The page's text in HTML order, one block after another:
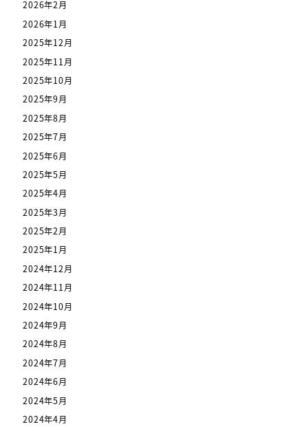
2026年2月
2026年1月
2025年12月
2025年11月
2025年10月
2025年9月
2025年8月
2025年7月
2025年6月
2025年5月
2025年4月
2025年3月
2025年2月
2025年1月
2024年12月
2024年11月
2024年10月
2024年9月
2024年8月
2024年7月
2024年6月
2024年5月
2024年4月